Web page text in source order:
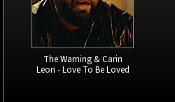
The Warning & Carin
Leon - Love To Be Loved